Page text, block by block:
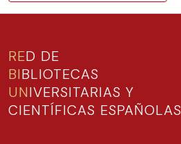
RED DE
BIBLIOTECAS
UNIVERSITARIAS Y
CIENTÍFICAS ESPAÑOLAS